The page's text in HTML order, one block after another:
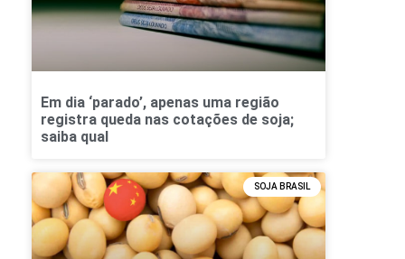
Em dia ‘parado’, apenas uma região
registra queda nas cotações de soja;
saiba qual
SOJA BRASIL